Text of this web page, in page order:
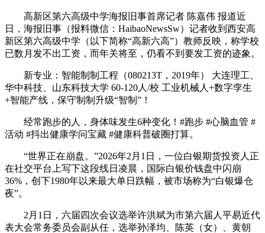
高新区第六高级中学海报旧事首席记者 陈嘉伟 报道近
日，海报旧事（报料微信：HaibaoNewsSw）记者收到西安高
新区第六高级中学（以下简称“高新六高”）教师反映，称学校
已数月发不出工资，而年关将至，仍看不到要发工资的迹象。
新专业：智能制制工程（080213T，2019年） 大连理工、
华中科技、山东科技大学 60-120人/校 工业机械人+数字孪生
+智能产线，保守制制升级“智制”！
经常跑步的人，身体味发生6种变化！#跑步 #心脑血管 #
活动 #抖出健康学问宝藏 #健康科普破圈打算。
“世界正在崩盘。”2026年2月1日，一位白银期货投资人正
在社交平台上写下这段线日凌晨，国际白银价钱盘中闪崩
36%，创下1980年以来最大单日跌幅，被市场称为“白银爆仓
夜”。
2月1日，六届四次会议选举许洪斌为市第六届人平易近代
表大会常务委员会副从任，选举孙泽均、陈英（女）、黄朝